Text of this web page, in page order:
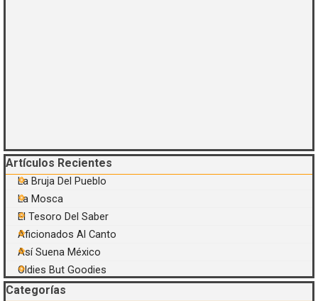
Saltar el bloque Artículos Recientes
Artículos Recientes
La Bruja Del Pueblo
La Mosca
El Tesoro Del Saber
Aficionados Al Canto
Así Suena México
Oldies But Goodies
Saltar el bloque Categorías
Categorías